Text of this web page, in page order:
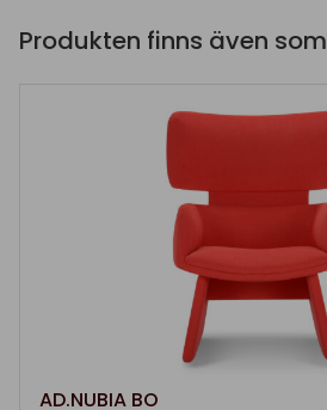
Produkten finns även som
AD.NUBIA BO